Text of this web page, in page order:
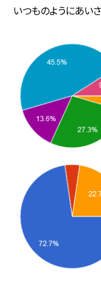
いつものようにあい